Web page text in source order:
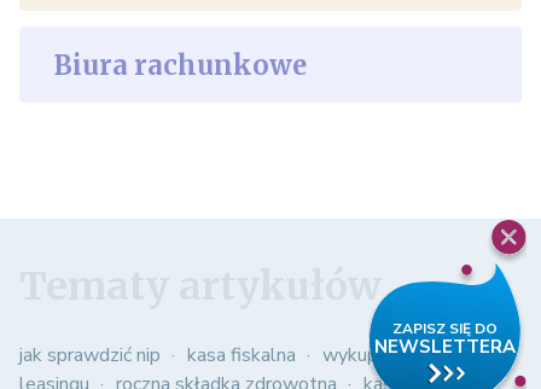
Biura rachunkowe
jak sprawdzić nip kasa fiskalna
wykup samochodu z